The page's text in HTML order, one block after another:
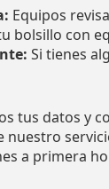
Equipos
bolsillo con
Si tienes
tus datos y
nuestro
a primera